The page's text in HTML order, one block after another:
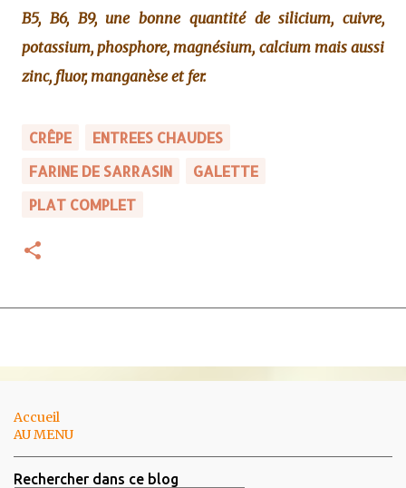
B5, B6, B9, une bonne quantité de silicium, cuivre,
potassium, phosphore, magnésium, calcium mais aussi
zinc, fluor, manganèse et fer.
CRÊPE
ENTREES CHAUDES
FARINE DE SARRASIN
GALETTE
PLAT COMPLET
Accueil
AU MENU
Rechercher dans ce blog